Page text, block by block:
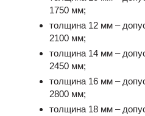
1750 мм;
толщина 12 мм –
2100 мм;
толщина 14 мм –
2450 мм;
толщина 16 мм –
2800 мм;
толщина 18 мм –